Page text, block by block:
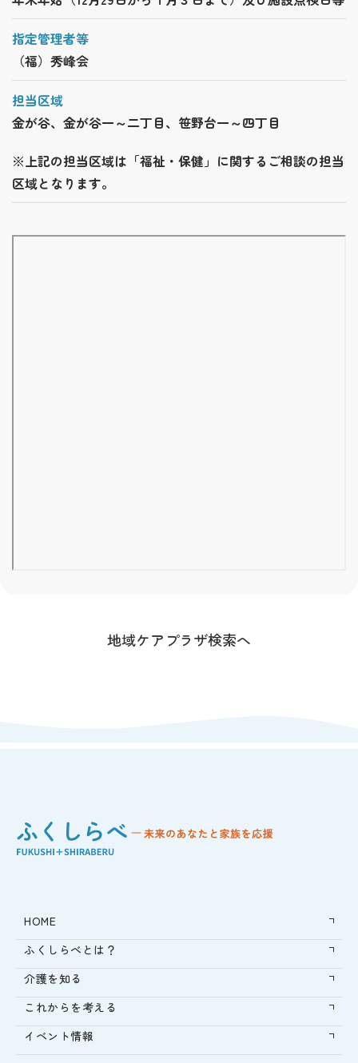
指定管理者等
（福）秀峰会
担当区域
金が谷、金が谷一～二丁目、笹野台一～四丁目
※上記の担当区域は「福祉・保健」に関するご相談の担当
区域となります。
地域ケアプラザ検索へ
HOME
ふくしらべとは？
介護を知る
これからを考える
イベント情報